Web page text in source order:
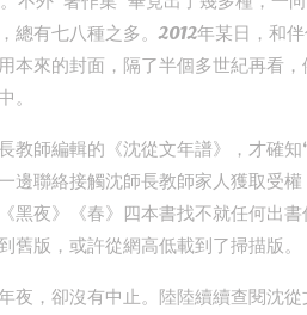
總有七八種之多。2012年某日，和
本來的封面，隔了半個多世紀再看
。
教師編輯的《沈從文年譜》，才確
邊聯絡接觸沈師長教師家人獲取受
黑夜》《春》四本書找不就任何出
舊版，或許從網高低載到了掃描版。
夜，卻沒有中止。陸陸續續查閱沈從